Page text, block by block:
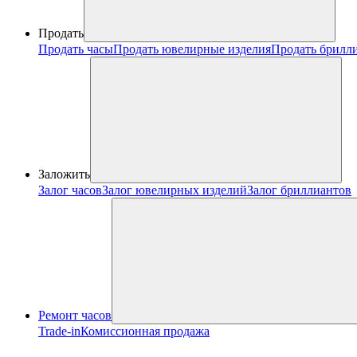
Продать
Продать часыПродать ювелирные изделияПродать
Заложить
Залог часовЗалог ювелирных изделийЗалог бриллиантов
Ремонт часов
Trade-inКомиссионная продажа